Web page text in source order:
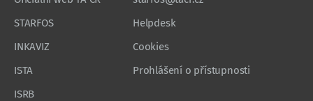
STARFOS
INKAVIZ
ISTA
ISRB
Helpdesk
Cookies
Prohlášení o přístupnosti